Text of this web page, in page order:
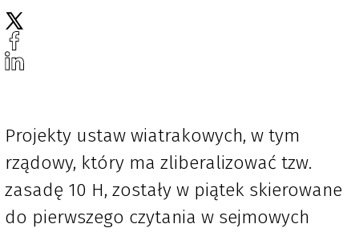
Projekty ustaw wiatrakowych, w tym
rządowy, który ma zliberalizować tzw.
zasadę 10 H, zostały w piątek skierowane
do pierwszego czytania w sejmowych